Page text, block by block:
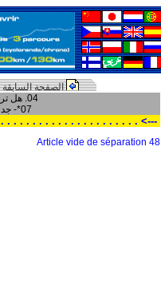
الصفحة السابقة
04. هل ترغب في المشاركة ؟
07*- جدول مواعيد الدراجة
---> . . . . . . . . . . . . . . . . . . . . . .
Article vide de séparation 48